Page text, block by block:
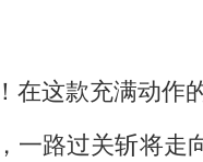
在这款充满动作
一路过关斩将